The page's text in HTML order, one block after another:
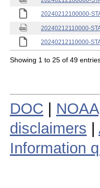
20240212100000-
20240212110000-
20240212110000-
Showing 1 to 25 of 49
DOC NOAA
disclaimers
Information